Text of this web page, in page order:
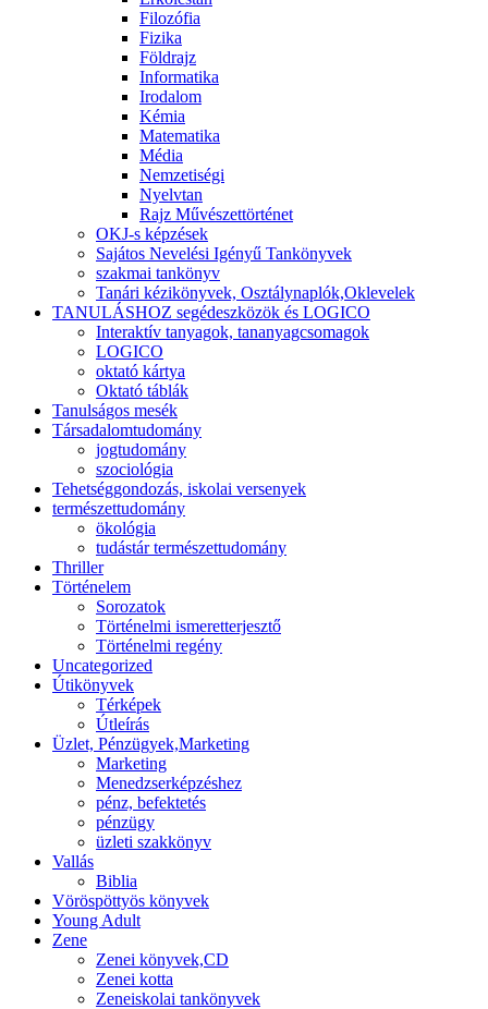
Filozófia
Fizika
Földrajz
Informatika
Irodalom
Kémia
Matematika
Média
Nemzetiségi
Nyelvtan
Rajz Művészettörténet
OKJ-s képzések
Sajátos Nevelési Igényű Tankönyvek
szakmai tankönyv
Tanári kézikönyvek, Osztálynaplók,Oklevelek
TANULÁSHOZ segédeszközök és LOGICO
Interaktív tanyagok, tananyagcsomagok
LOGICO
oktató kártya
Oktató táblák
Tanulságos mesék
Társadalomtudomány
jogtudomány
szociológia
Tehetséggondozás, iskolai versenyek
természettudomány
ökológia
tudástár természettudomány
Thriller
Történelem
Sorozatok
Történelmi ismeretterjesztő
Történelmi regény
Uncategorized
Útikönyvek
Térképek
Útleírás
Üzlet, Pénzügyek,Marketing
Marketing
Menedzserképzéshez
pénz, befektetés
pénzügy
üzleti szakkönyv
Vallás
Biblia
Vöröspöttyös könyvek
Young Adult
Zene
Zenei könyvek,CD
Zenei kotta
Zeneiskolai tankönyvek